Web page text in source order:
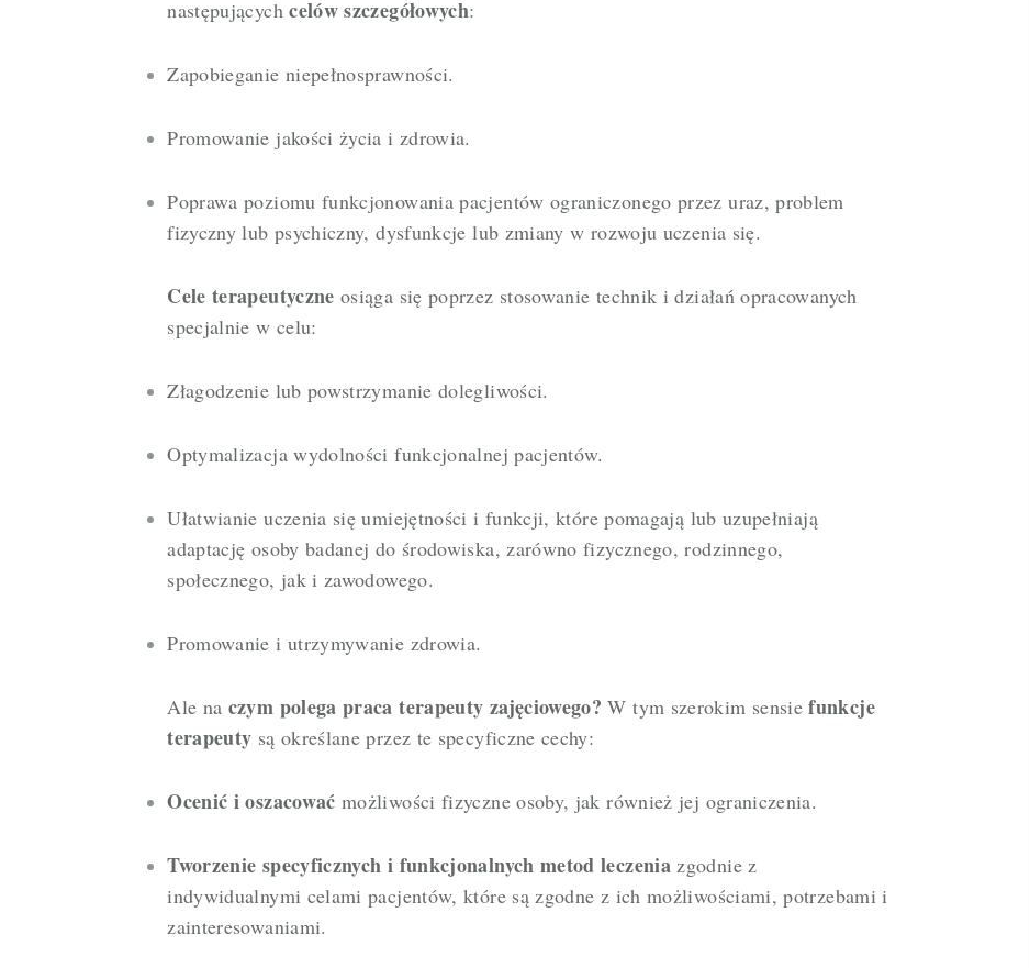
następującychcelów szczegółowych:
Zapobieganie niepełnosprawności.
Promowanie jakości życia i zdrowia.
Poprawa poziomu funkcjonowania pacjentów ograniczonego przez uraz, problem
fizyczny lub psychiczny, dysfunkcje lub zmiany w rozwoju uczenia się.
Cele terapeutyczne osiąga się poprzez stosowanie technik i działań opracowanych
specjalnie w celu:
Złagodzenie lub powstrzymanie dolegliwości.
Optymalizacja wydolności funkcjonalnej pacjentów.
Ułatwianie uczenia się umiejętności i funkcji, które pomagają lub uzupełniają
adaptację osoby badanej do środowiska, zarówno fizycznego, rodzinnego,
społecznego, jak i zawodowego.
Promowanie i utrzymywanie zdrowia.
Ale na czym polega praca terapeuty zajęciowego? W tym szerokim sensiefunkcje
terapeuty są określane przez te specyficzne cechy:
Ocenić i oszacować możliwości fizyczne osoby, jak również jej ograniczenia.
Tworzenie specyficznych i funkcjonalnych metod leczenia zgodnie z
indywidualnymi celami pacjentów, które są zgodne z ich możliwościami, potrzebami i
zainteresowaniami.